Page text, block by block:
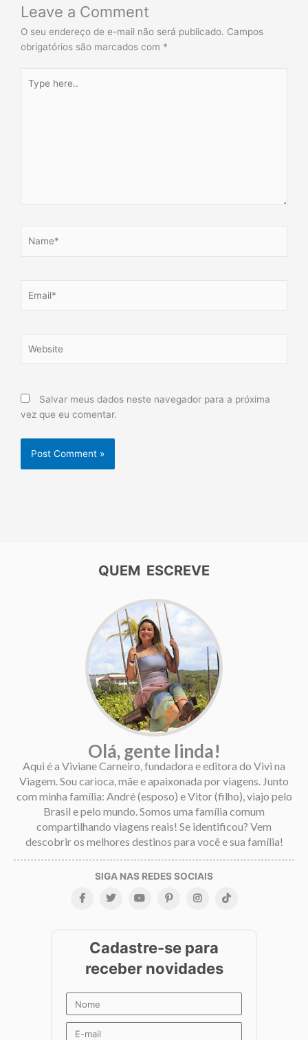
Leave a Comment
O seu endereço de e-mail não será publicado. Campos
obrigatórios são marcados com *
here..
Salvar meus dados neste navegador para a próxima
vez que eu comentar.
QUEM ESCREVE
Olá, gente linda!
Aqui é a Viviane Carneiro, fundadora e editora do Vivi na
Viagem. Sou carioca, mãe e apaixonada por viagens. Junto
com minha família: André (esposo) e Vitor (filho), viajo pelo
Brasil e pelo mundo. Somos uma família comum
compartilhando viagens reais! Se identificou? Vem
descobrir os melhores destinos para você e sua família!